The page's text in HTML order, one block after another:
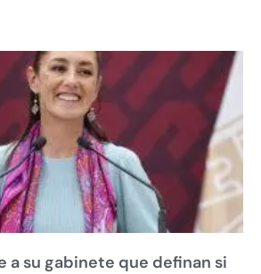
a su gabinete que definan si